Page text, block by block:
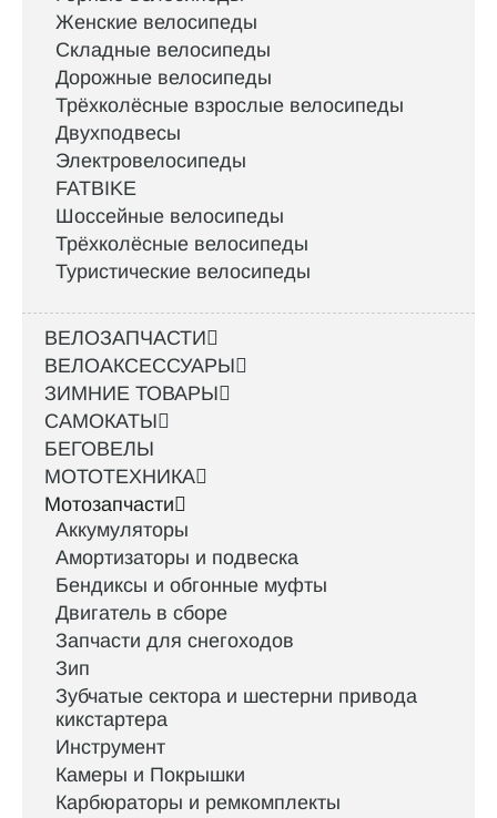
Женские велосипеды
Складные велосипеды
Дорожные велосипеды
Трёхколёсные взрослые велосипеды
Двухподвесы
Электровелосипеды
FATBIKE
Шоссейные велосипеды
Трёхколёсные велосипеды
Туристические велосипеды
ВЕЛОЗАПЧАСТИ
ВЕЛОАКСЕССУАРЫ
ЗИМНИЕ ТОВАРЫ
САМОКАТЫ
БЕГОВЕЛЫ
МОТОТЕХНИКА
Мотозапчасти
Аккумуляторы
Амортизаторы и подвеска
Бендиксы и обгонные муфты
Двигатель в сборе
Запчасти для снегоходов
Зип
Зубчатые сектора и шестерни привода
кикстартера
Инструмент
Камеры и Покрышки
Карбюраторы и ремкомплекты